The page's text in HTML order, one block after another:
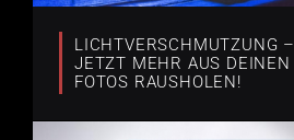
LICHTVERSCHMUTZUNG –
JETZT MEHR AUS DEINEN
FOTOS RAUSHOLEN!